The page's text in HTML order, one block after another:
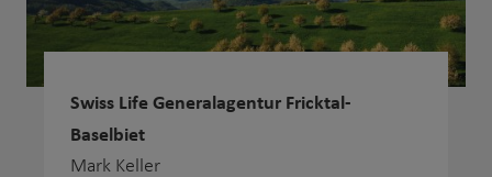
Swiss Life Generalagentur Fricktal-
Baselbiet
Mark Keller